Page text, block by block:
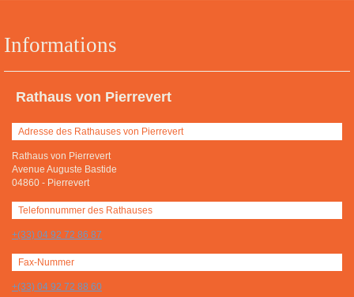
Informations
Rathaus von Pierrevert
Adresse des Rathauses von Pierrevert
Rathaus von Pierrevert
Avenue Auguste Bastide
04860 - Pierrevert
Telefonnummer des Rathauses
+(33) 04 92 72 86 87
Fax-Nummer
+(33) 04 92 72 88 60